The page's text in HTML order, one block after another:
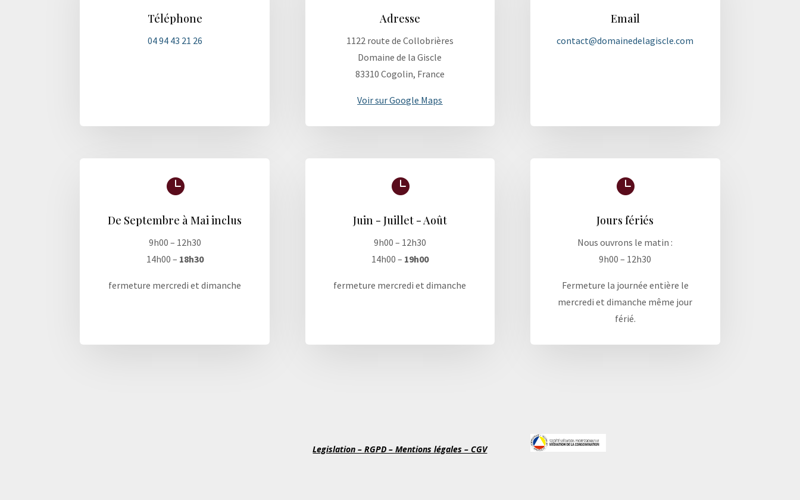
Téléphone
04 94 43 21 26
Adresse
1122 route de Collobrières
Domaine de la Giscle
83310 Cogolin, France
Voir sur Google Maps
Email
contact@domainedelagiscle.com

De Septembre à Mai inclus
9h00 – 12h30
14h00 – 18h30
fermeture mercredi et dimanche

Juin - Juillet - Août
9h00 – 12h30
14h00 – 19h00
fermeture mercredi et dimanche

Jours fériés
Nous ouvrons le matin :
9h00 – 12h30
Fermeture la journée entière le
mercredi et dimanche même jour
férié.
Legislation – RGPD – Mentions légales – CGV